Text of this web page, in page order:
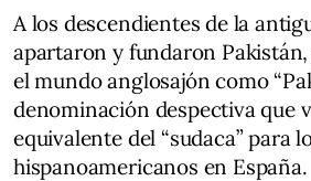
A los descendientes de la
apartaron y fundaron
el mundo anglosajón como
denominación despectiva que
equivalente del “sudaca” para
hispanoamericanos en España.